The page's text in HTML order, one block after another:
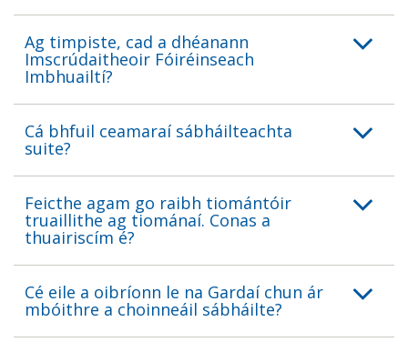
Ag timpiste, cad a dhéanann
Imscrúdaitheoir Fóiréinseach
Imbhuailtí?
Cá bhfuil ceamaraí sábháilteachta
suite?
Feicthe agam go raibh tiomántóir
truaillithe ag tiománaí. Conas a
thuairiscím é?
Cé eile a oibríonn le na Gardaí chun ár
mbóithre a choinneáil sábháilte?